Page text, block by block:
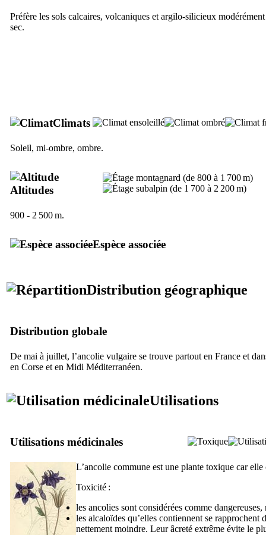
Préfère les sols calcaires, volcaniques et argilo-silicieux modérément
sec.
Climats
Soleil, mi-ombre, ombre.
Altitudes
900 - 2 500 m.
Espèce associée
Distribution géographique
Distribution globale
De mai à juillet, l’ancolie vulgaire se trouve partout en France et
en Corse et en Midi Méditerranéen.
Utilisations
Utilisations médicinales
L’ancolie commune est une plante toxique car
Toxicité :
les ancolies sont considérées comme
les alcaloïdes qu’elles contiennent se rapprochent
nettement moindre. Leur âcreté extrême évite le